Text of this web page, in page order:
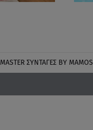
MASTER ΣΥΝΤΑΓΈΣ BY MAMOS